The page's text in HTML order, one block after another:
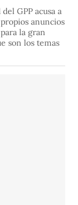
GPP acusa a
anuncios
la gran
son los temas